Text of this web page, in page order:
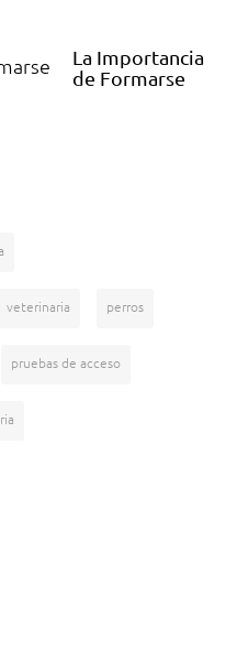
La Importancia
de Formarse
veterinaria perros
pruebas de acceso